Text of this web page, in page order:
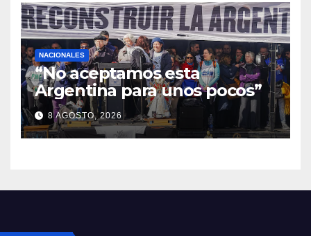
NACIONALES
“No aceptamos esta
Argentina para unos pocos”
8 AGOSTO, 2026